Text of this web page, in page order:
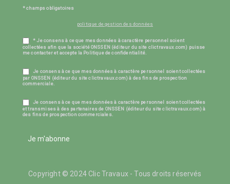
* champs obligatoires
politique de gestion des données
* Je consens à ce que mes données à caractère personnel soient
collectées afin que la société ONSSEN (éditeur du site clictravaux.com) puisse
me contacter et accepte la Politique de confidentialité.
Je consens à ce que mes données à caractère personnel soient collectées
par ONSSEN (éditeur du site clictravaux.com) à des fins de prospection
commerciale.
Je consens à ce que mes données à caractère personnel soient collectées
et transmises à des partenaires de ONSSEN (éditeur du site clictravaux.com) à
des fins de prospection commerciales.
Je m'abonne
Copyright © 2024 Clic Travaux - Tous droits réservés